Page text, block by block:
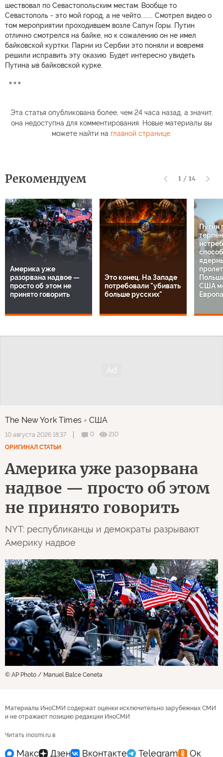
шествовал по Севастопольским местам. Вообще то
Севастополь - это мой город, а не чейто........ Смотрел видео о
том мероприятии проходившем возле Сапун Горы. Путин
отлично смотрелся на байке, но к сожалению он не имел
байковской куртки. Парни из Сербии это поняли и вовремя
решили исправить эту оказию. Будет интересно увидеть
Путина ыв байковской курке.
Эта статья опубликована более, чем 24 часа назад, а значит,
она недоступна для комментирования. Новые материалы вы
можете найти на главной странице.
Рекомендуем 1 / 14
Америка уже
разорвана надвое —
просто об этом не
принято говорить
Это конец. На Западе
потребовали "убивать
больше русских"
Путин
США
The New York Times США
10 августа 2026 18:37 0
210
ОРИГИНАЛ СТАТЬИ
Америка уже разорвана
надвое — просто об этом
не принято говорить
NYT: республиканцы и демократы разрывают
Америку надвое
© AP Photo / Manuel Balce Ceneta
Материалы ИноСМИ содержат оценки исключительно зарубежных СМИ
и не отражают позицию редакции ИноСМИ
Читать inosmi.ru в